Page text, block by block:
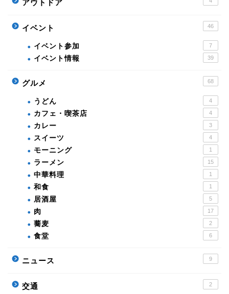
アウトドア
イベント 46
イベント参加 7
イベント情報 39
グルメ 68
うどん 4
カフェ・喫茶店 4
カレー 3
スイーツ 4
モーニング 1
ラーメン 15
中華料理 1
和食 1
居酒屋 5
肉 17
蕎麦 2
食堂 6
ニュース 9
交通 2